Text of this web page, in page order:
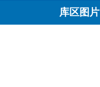
库区图片